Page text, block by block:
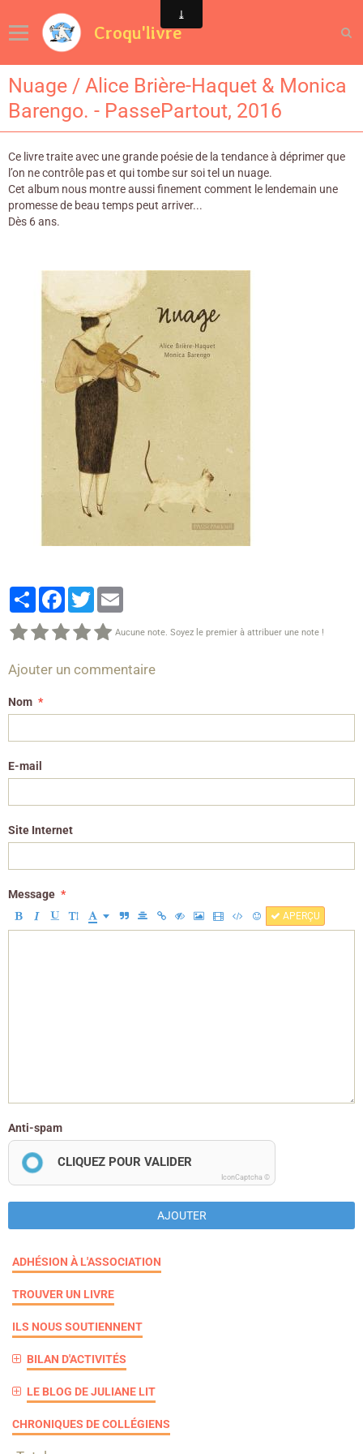
Croqu'livre
Nuage / Alice Brière-Haquet & Monica
Barengo. - PassePartout, 2016
Ce livre traite avec une grande poésie de la tendance à déprimer que
l’on ne contrôle pas et qui tombe sur soi tel un nuage.
Cet album nous montre aussi finement comment le lendemain une
promesse de beau temps peut arriver...
Dès 6 ans.
PartagerFacebook
Twitter
Aucune note. Soyez le premier à attribuer une note !
Ajouter un commentaire
Nom
E-mail
Site Internet
Message
APERÇU
Anti-spam
CLIQUEZ POUR VALIDER
IconCaptcha ©
AJOUTER
ADHÉSION À L'ASSOCIATION
TROUVER UN LIVRE
ILS NOUS SOUTIENNENT
BILAN D'ACTIVITÉS
LE BLOG DE JULIANE LIT
CHRONIQUES DE COLLÉGIENS